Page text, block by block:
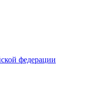
федерации